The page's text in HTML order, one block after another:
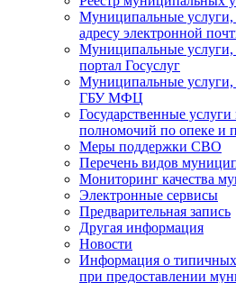
Муниципальные услуги,
адресу электронной
Муниципальные услуги,
портал Госуслуг
Муниципальные услуги,
ГБУ МФЦ
Государственные
полномочий по опеке и
Меры поддержки СВО
Перечень видов
Мониторинг качества
Электронные сервисы
Предварительная запись
Другая информация
Новости
Информация о
при предоставлении